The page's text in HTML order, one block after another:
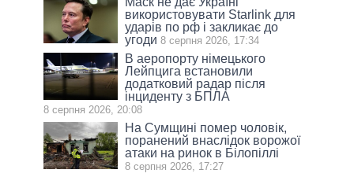
використовувати Starlink для
ударів по рф і закликає до
угоди 8 серпня 2026, 17:34
В аеропорту німецького
Лейпцига встановили
додатковий радар після
інциденту з БПЛА
8 серпня 2026, 20:08
На Сумщині помер чоловік,
поранений внаслідок ворожої
атаки на ринок в Білопіллі
8 серпня 2026, 17:27